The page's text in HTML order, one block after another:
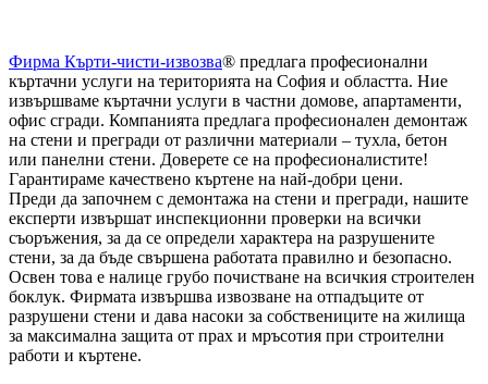
Фирма Кърти-чисти-извозва® предлага професионални
къртачни услуги на територията на София и областта. Ние
извършваме къртачни услуги в частни домове, апартаменти,
офис сгради. Компанията предлага професионален демонтаж
на стени и прегради от различни материали – тухла, бетон
или панелни стени. Доверете се на професионалистите!
Гарантираме качествено къртене на най-добри цени.
Преди да започнем с демонтажа на стени и прегради, нашите
експерти извършат инспекционни проверки на всички
съоръжения, за да се определи характера на разрушените
стени, за да бъде свършена работата правилно и безопасно.
Освен това е налице грубо почистване на всичкия строителен
боклук. Фирмата извършва извозване на отпадъците от
разрушени стени и дава насоки за собствениците на жилища
за максимална защита от прах и мръсотия при строителни
работи и къртене.